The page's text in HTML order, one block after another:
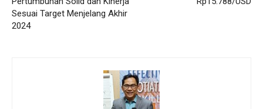
Sesuai Target Menjelang Akhir
2024